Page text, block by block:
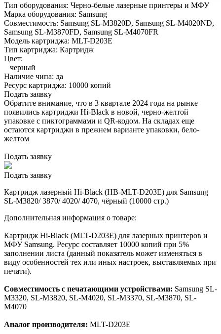
Тип оборудования: Черно-белые лазерные принтеры и МФУ
Марка оборудования: Samsung
Совместимость: Samsung SL-M3820D, Samsung SL-M4020ND,
Samsung SL-M3870FD, Samsung SL-M4070FR
Модель картриджа: MLT-D203E
Тип картриджа: Картридж
Цвет:
черный
Наличие чипа: да
Ресурс картриджа: 10000 копий
Подать заявку
Обратите внимание, что в 3 квартале 2024 года на рынке
появились картриджи Hi-Black в новой, черно-желтой
упаковке с пиктограммами и QR-кодом. На складах еще
остаются картриджи в прежнем варианте упаковки, бело-
желтом
Подать заявку
Подать заявку
Картридж лазерный Hi-Black (HB-MLT-D203E) для Samsung
SL-M3820/ 3870/ 4020/ 4070, чёрный (10000 стр.)
Дополнительная информация о товаре:
Картридж Hi-Black (MLT-D203E) для лазерных принтеров и
МФУ Samsung. Ресурс составляет 10000 копий при 5%
заполнении листа (данный показатель может изменяться в
виду особенностей тех или иных настроек, выставляемых при
печати).
Совместимость с печатающими устройствами: Samsung SL-
M3320, SL-M3820, SL-M4020, SL-M3370, SL-M3870, SL-
M4070
Аналог производителя: MLT-D203E